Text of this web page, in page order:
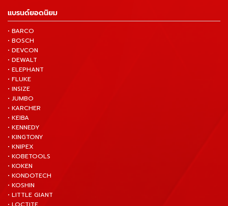
แบรนด์ยอดนิยม
• BARCO
• BOSCH
• DEVCON
• DEWALT
• ELEPHANT
• FLUKE
• INSIZE
• JUMBO
• KARCHER
• KEIBA
• KENNEDY
• KINGTONY
• KNIPEX
• KOBETOOLS
• KOKEN
• KONDOTECH
• KOSHIN
• LITTLE GIANT